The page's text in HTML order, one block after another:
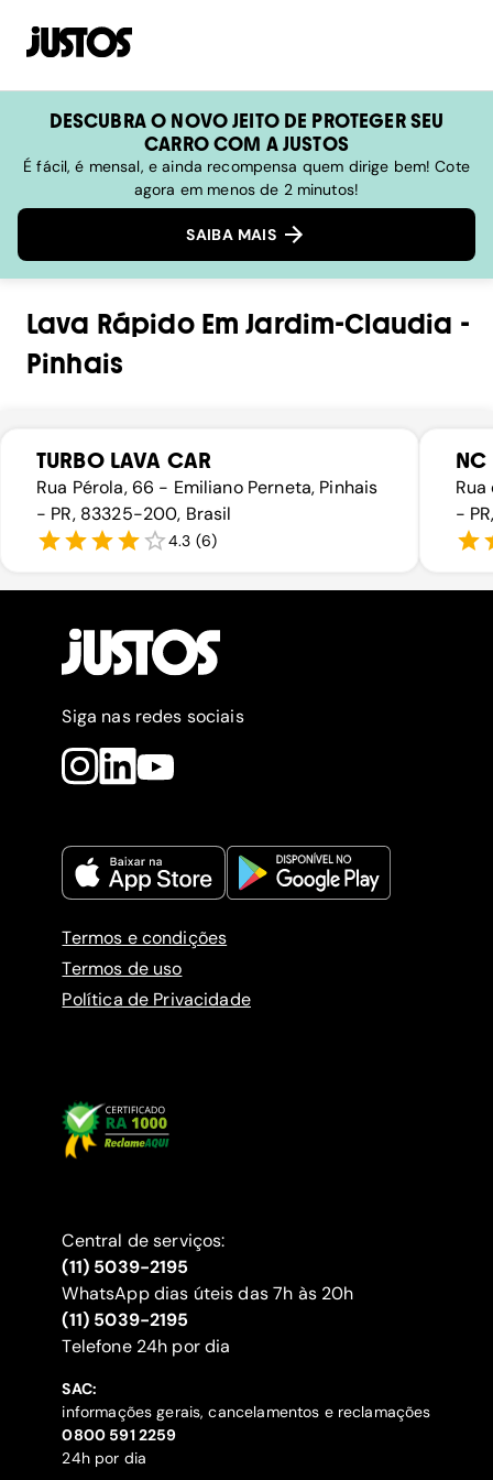
DESCUBRA O NOVO JEITO DE PROTEGER SEU
CARRO COM A JUSTOS
É fácil, é mensal, e ainda recompensa quem dirige bem! Cote
agora em menos de 2 minutos!
SAIBA MAIS
Lava RápidoEmJardim-Claudia -
Pinhais
TURBO LAVA CAR
Rua Pérola, 66 - Emiliano Perneta, Pinhais
- PR, 83325-200, Brasil
4.3 (6)
NC
-
Siga nas redes sociais
Termos e condições
Termos de uso
Política de Privacidade
Central de serviços:
(11) 5039-2195
WhatsApp dias úteis das 7h às 20h
(11) 5039-2195
‍Telefone 24h por dia
SAC:
informações gerais, cancelamentos e reclamações
‍0800 591 2259
24h por dia